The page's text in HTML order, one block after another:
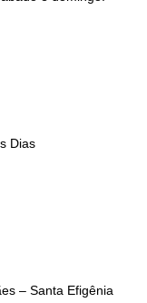
Dias
– Santa Efigênia